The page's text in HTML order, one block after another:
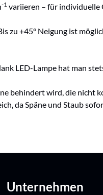
-1 variieren – für individuelle
+45° Neigung ist
LED-Lampe hat man
behindert wird, die
da Späne und Staub
Unternehmen